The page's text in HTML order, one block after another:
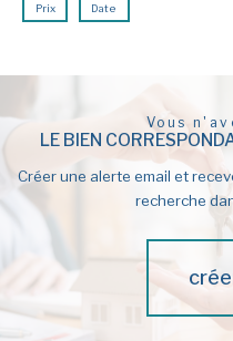
Prix Date
Vous
LE BIEN
Créer une alerte email et
recherche